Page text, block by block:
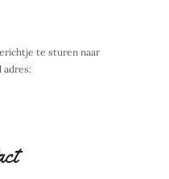
te sturen naar
adres: